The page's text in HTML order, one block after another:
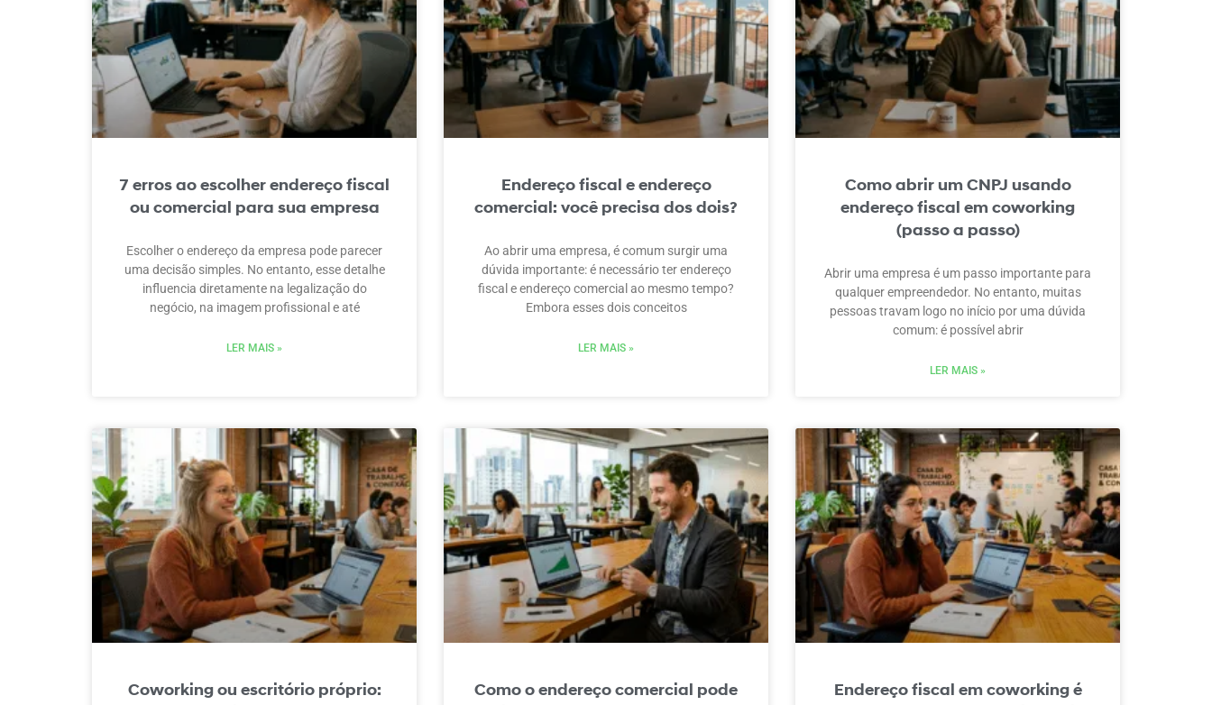
7 erros ao escolher endereço fiscal
ou comercial para sua empresa
Escolher o endereço da empresa pode parecer
uma decisão simples. No entanto, esse detalhe
influencia diretamente na legalização do
negócio, na imagem profissional e até
LER MAIS »
Endereço fiscal e endereço
comercial: você precisa dos dois?
Ao abrir uma empresa, é comum surgir uma
dúvida importante: é necessário ter endereço
fiscal e endereço comercial ao mesmo tempo?
Embora esses dois conceitos
LER MAIS »
Como abrir um CNPJ usando
endereço fiscal em coworking
(passo a passo)
Abrir uma empresa é um passo importante para
qualquer empreendedor. No entanto, muitas
pessoas travam logo no início por uma dúvida
comum: é possível abrir
LER MAIS »
Coworking ou escritório próprio:
Como o endereço comercial pode
Endereço fiscal em coworking é